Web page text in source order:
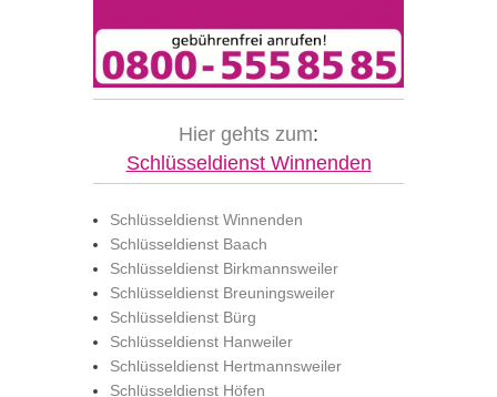
Hier gehts zum:
Schlüsseldienst Winnenden
Schlüsseldienst Winnenden
Schlüsseldienst Baach
Schlüsseldienst Birkmannsweiler
Schlüsseldienst Breuningsweiler
Schlüsseldienst Bürg
Schlüsseldienst Hanweiler
Schlüsseldienst Hertmannsweiler
Schlüsseldienst Höfen